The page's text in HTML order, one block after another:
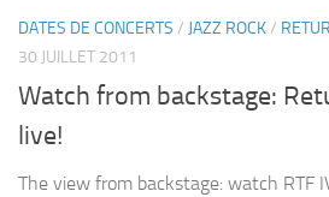
DATES DE CONCERTS / JAZZ ROCK/
30 JUILLET 2011
Watch from backstage:
live!
The view from backstage: watch RTF